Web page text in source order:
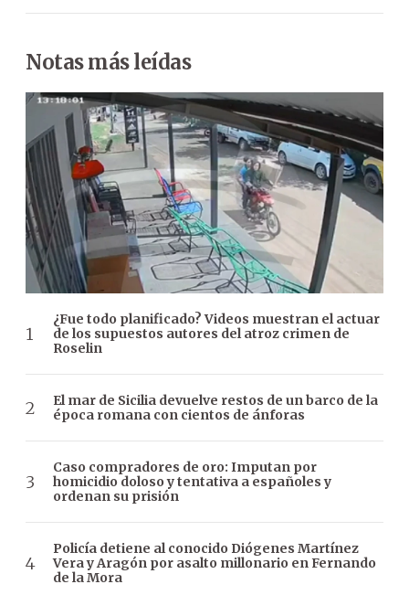
Notas más leídas
¿Fue todo planificado? Videos muestran el actuar
de los supuestos autores del atroz crimen de
Roselin
El mar de Sicilia devuelve restos de un barco de la
época romana con cientos de ánforas
Caso compradores de oro: Imputan por
homicidio doloso y tentativa a españoles y
ordenan su prisión
Policía detiene al conocido Diógenes Martínez
Vera y Aragón por asalto millonario en Fernando
de la Mora